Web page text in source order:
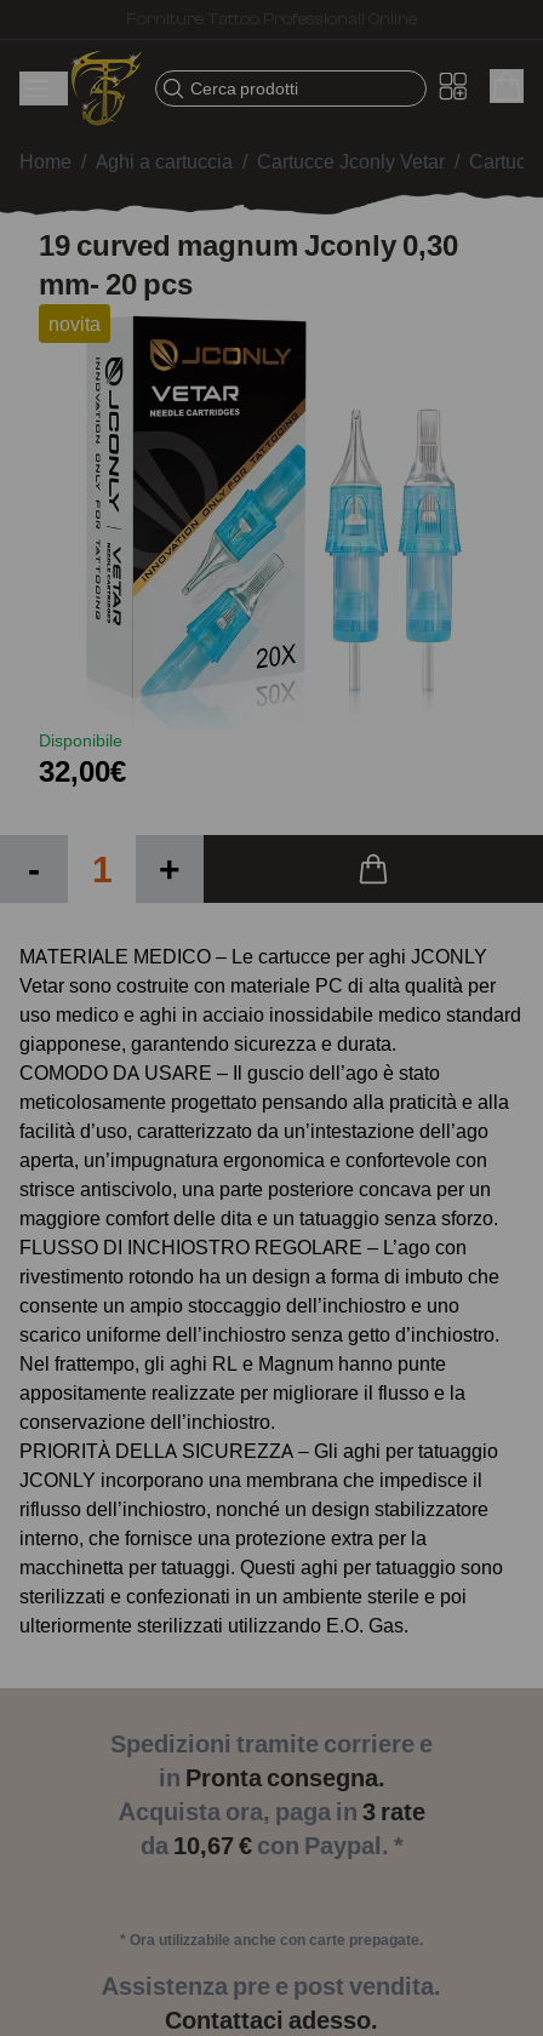
Cerca prodotti
Home / Aghi a cartuccia / Cartucce Jconly Vetar /
19 curved magnum Jconly 0,30
mm- 20 pcs
novita
Disponibile
32,00€
- +
MATERIALE MEDICO – Le cartucce per aghi JCONLY
Vetar sono costruite con materiale PC di alta qualità per
uso medico e aghi in acciaio inossidabile medico standard
giapponese, garantendo sicurezza e durata.
COMODO DA USARE – Il guscio dell’ago è stato
meticolosamente progettato pensando alla praticità e alla
facilità d’uso, caratterizzato da un’intestazione dell’ago
aperta, un’impugnatura ergonomica e confortevole con
strisce antiscivolo, una parte posteriore concava per un
maggiore comfort delle dita e un tatuaggio senza sforzo.
FLUSSO DI INCHIOSTRO REGOLARE – L’ago con
rivestimento rotondo ha un design a forma di imbuto che
consente un ampio stoccaggio dell’inchiostro e uno
scarico uniforme dell’inchiostro senza getto d’inchiostro.
Nel frattempo, gli aghi RL e Magnum hanno punte
appositamente realizzate per migliorare il flusso e la
conservazione dell’inchiostro.
PRIORITÀ DELLA SICUREZZA – Gli aghi per tatuaggio
JCONLY incorporano una membrana che impedisce il
riflusso dell’inchiostro, nonché un design stabilizzatore
interno, che fornisce una protezione extra per la
macchinetta per tatuaggi. Questi aghi per tatuaggio sono
sterilizzati e confezionati in un ambiente sterile e poi
ulteriormente sterilizzati utilizzando E.O. Gas.
Spedizioni tramite corriere e
in Pronta consegna.
Acquista ora, paga in 3 rate
da 10,67 €con Paypal. *
* Ora utilizzabile anche con carte prepagate.
Assistenza pre e post vendita.
Contattaci adesso.